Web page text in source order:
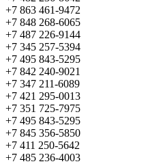
+7 863 461-9472
+7 848 268-6065
+7 487 226-9144
+7 345 257-5394
+7 495 843-5295
+7 842 240-9021
+7 347 211-6089
+7 421 295-0013
+7 351 725-7975
+7 495 843-5295
+7 845 356-5850
+7 411 250-5642
+7 485 236-4003